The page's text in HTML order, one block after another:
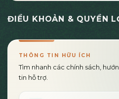
ĐIỀU KHOẢN & QUYỀN
THÔNG TIN HỮU ÍCH
Tìm nhanh các chính sách,
tin hỗ trợ.